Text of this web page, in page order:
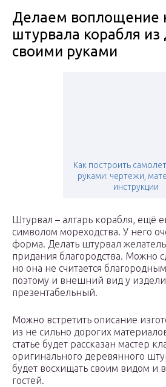
Делаем воплощение
штурвала корабля из
своими руками
Как построить
руками: чертежи,
инструкции
Штурвал – алтарь корабля, ещё
символом мореходства. У него
форма. Делать штурвал
придания благородства. Можно
но она не считается
поэтому и внешний вид у
презентабельный.
Можно встретить описание
из не сильно дорогих
статье будет рассказан мастер
оригинального деревянного
будет восхищать своим видом и
гостей.